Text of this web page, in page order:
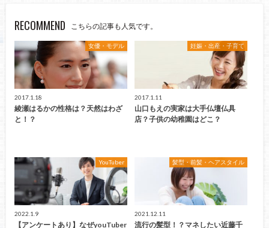
RECOMMEND こちらの記事も人気です。
女優・モデル
2017.1.18
綾瀬はるかの性格は？天然はわざ
と！？
妊娠・出産・子育て
2017.1.11
山口もえの実家は大手仏壇仏具
店？子供の幼稚園はどこ？
YouTuber
2022.1.9
【アンケートあり】なぜyouTuber
髪型・前髪・ヘアスタイル
2021.12.11
流行の髪型！？マネしたい近藤千